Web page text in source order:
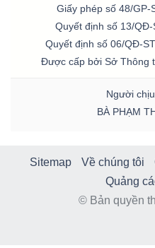
Giấy phép số 48/GP-
Quyết định số 13/
Quyết định số 06/QĐ-
Được cấp bởi Sở Thông
Người
BÀ PHẠM
Sitemap Về chúng tôi
Quảng
© Bản quyền